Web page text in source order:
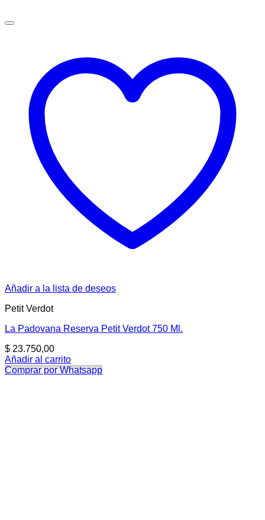
Añadir a la lista de deseos
Petit Verdot
La Padovana Reserva Petit Verdot 750 Ml.
$ 23.750,00
Añadir al carrito
Comprar por Whatsapp